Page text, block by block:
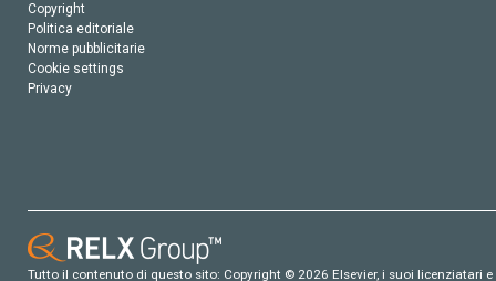
Copyright
Politica editoriale
Norme pubblicitarie
Cookie settings
Privacy
Tutto il contenuto di questo sito: Copyright © 2026 Elsevier, i suoi